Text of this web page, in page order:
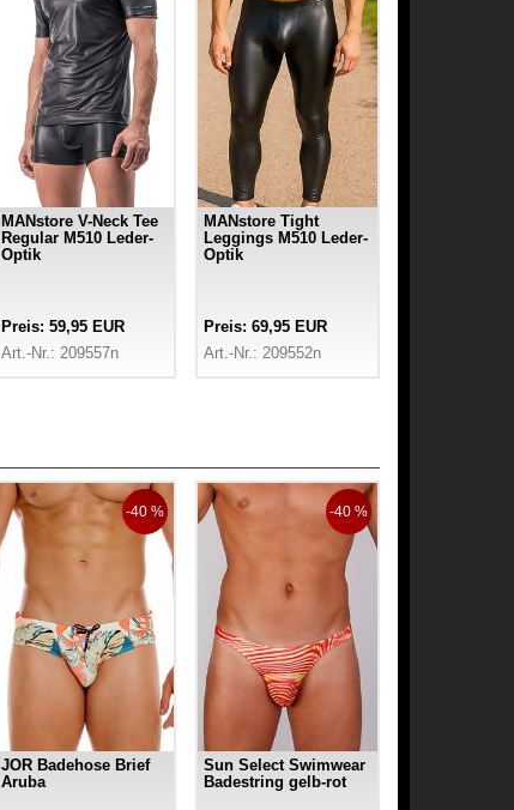
MANstore V-Neck Tee
Regular M510 Leder-
Optik
Preis: 59,95 EUR
Art.-Nr.: 209557n
MANstore Tight
Leggings M510 Leder-
Optik
Preis: 69,95 EUR
Art.-Nr.: 209552n
-40 %
JOR Badehose Brief
Aruba
-40 %
Sun Select Swimwear
Badestring gelb-rot